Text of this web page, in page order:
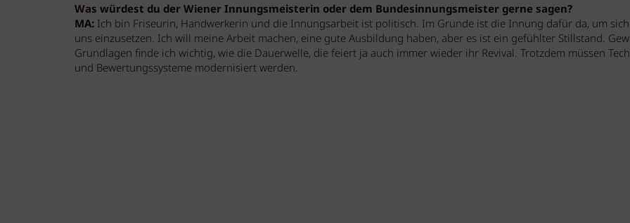
Was würdest du der Wiener Innungsmeisterin oder dem Bundesinnungsmeister gerne sagen?
MA: Ich bin Friseurin, Handwerkerin und die Innungsarbeit ist politisch. Im Grunde ist die Innung dafür da, um
uns einzusetzen. Ich will meine Arbeit machen, eine gute Ausbildung haben, aber es ist ein gefühlter Stillstand.
Grundlagen finde ich wichtig, wie die Dauerwelle, die feiert ja auch immer wieder ihr Revival. Trotzdem müssen
und Bewertungssysteme modernisiert werden.